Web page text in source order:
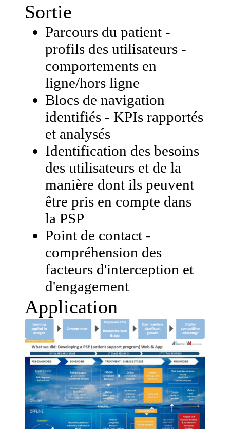
Sortie
Parcours du patient -
profils des utilisateurs -
comportements en
ligne/hors ligne
Blocs de navigation
identifiés - KPIs rapportés
et analysés
Identification des besoins
des utilisateurs et de la
manière dont ils peuvent
être pris en compte dans
la PSP
Point de contact -
compréhension des
facteurs d'interception et
d'engagement
Application